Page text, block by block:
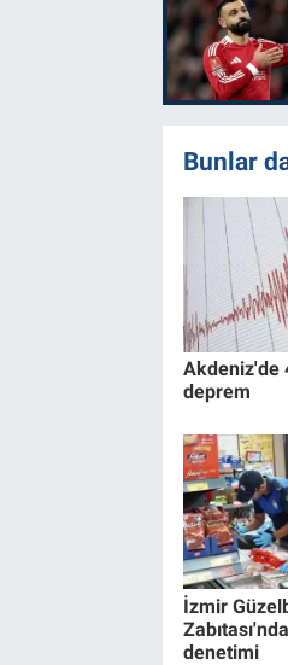
Bunlar
Akdeniz'de
deprem
İzmir
denetimi